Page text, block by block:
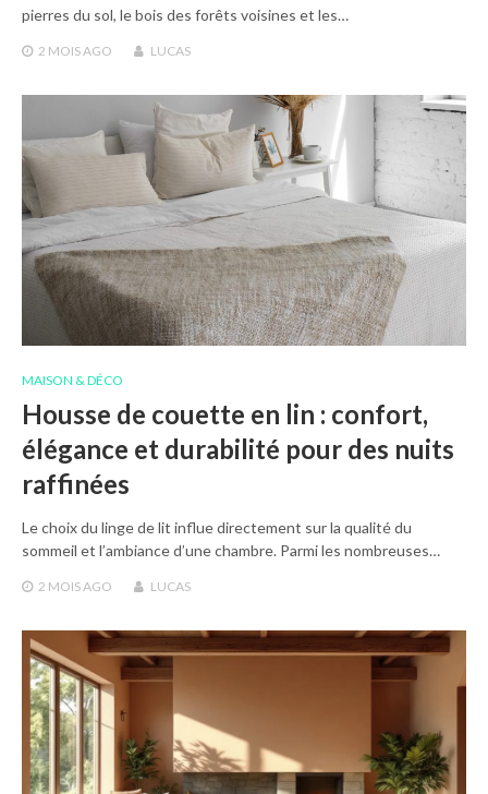
pierres du sol, le bois des forêts voisines et les…
2 MOISAGO LUCAS
MAISON & DÉCO
Housse de couette en lin : confort,
élégance et durabilité pour des nuits
raffinées
Le choix du linge de lit influe directement sur la qualité du
sommeil et l’ambiance d’une chambre. Parmi les nombreuses…
2 MOIS AGO LUCAS